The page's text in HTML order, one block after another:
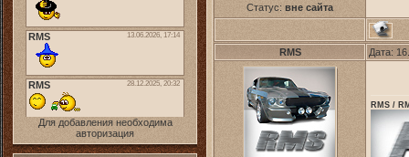
Для добавления необходима
авторизация
Статус: вне сайта
RMS Дата:
RMS /